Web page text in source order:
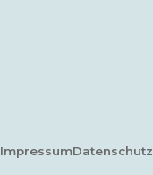
ImpressumDatenschutz